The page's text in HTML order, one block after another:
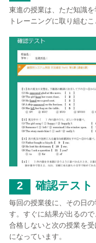
東進の授業は、ただ知識
トレーニングに取り組む
2 確認テスト
毎回の授業後に、その日
す。すぐに結果が出るの
合格しないと次の授業を
になっています。